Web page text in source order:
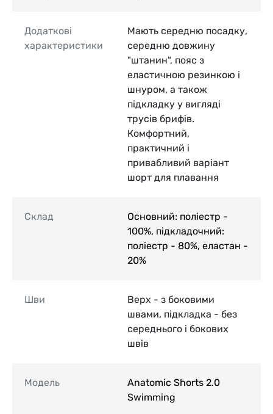
Додаткові
характеристики
Мають середню посадку,
середню довжину
"штанин", пояс з
еластичною резинкою і
шнуром, а також
підкладку у вигляді
трусів брифів.
Комфортний,
практичний і
привабливий варіант
шорт для плавання
Склад
Основний: поліестр -
100%, підкладочний:
поліестр - 80%, еластан -
20%
Шви
Верх - з боковими
швами, підкладка - без
середнього і бокових
швів
Модель
Anatomic Shorts 2.0
Swimming